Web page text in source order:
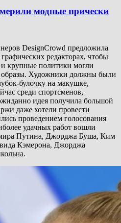
модные прически
DesignCrowd предложила
редакторах, чтобы
крупные политики могли
образы. Художники должны были
булочку на макушке,
среди спортсменов,
идея получила большой
даже хотели провести
проведением голосования
удачных работ вошли
Путина, Джорджа Буша, Ким
Кэмерона, Джорджа